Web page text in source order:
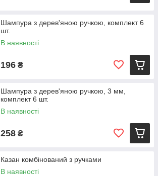
Шампура з дерев'яною ручкою, комплект 6
шт.
В наявності
196 ₴
Шампура з дерев'яною ручкою, 3 мм,
комплект 6 шт.
В наявності
258 ₴
Казан комбінований з ручками
В наявності